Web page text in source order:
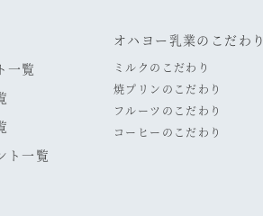
一覧
ト一覧
オハヨー乳業のこだわり
ミルクのこだわり
焼プリンのこだわり
フルーツのこだわり
コーヒーのこだわり